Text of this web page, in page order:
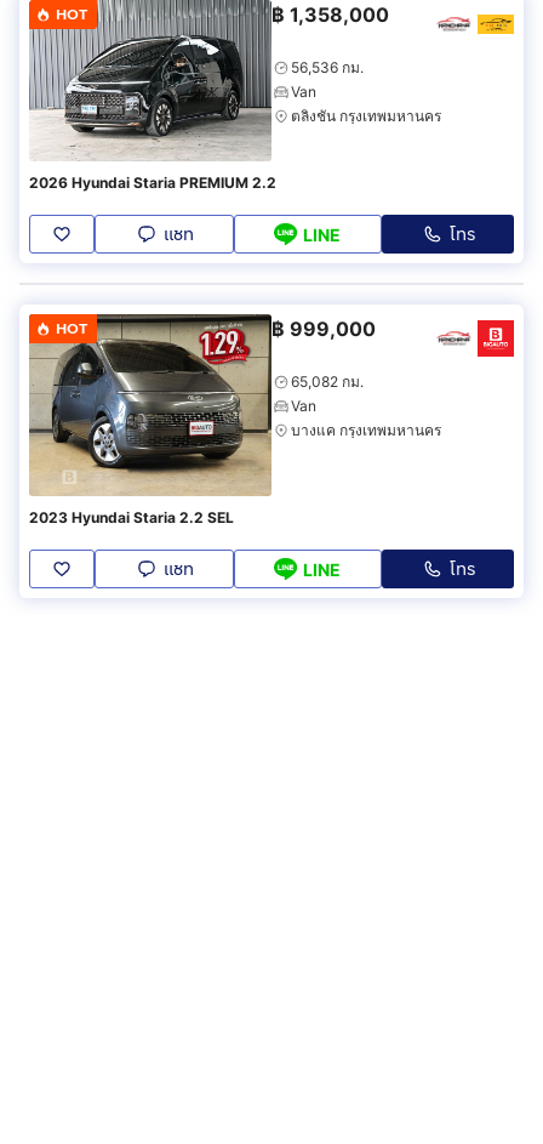
HOT ฿ 1,358,000
56,536 กม.
Van
ตลิ่งชัน กรุงเทพมหานคร
2026 Hyundai Staria PREMIUM 2.2
แชท LINE โทร
HOT ฿ 999,000
65,082 กม.
Van
บางแค กรุงเทพมหานคร
2023 Hyundai Staria 2.2 SEL
แชท LINE โทร